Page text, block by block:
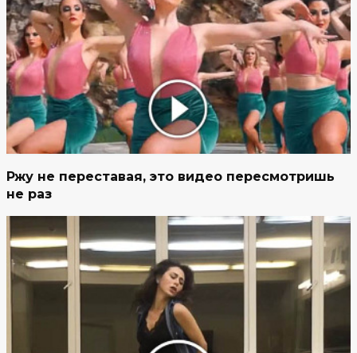
Ржу не переставая, это видео пересмотришь
не раз